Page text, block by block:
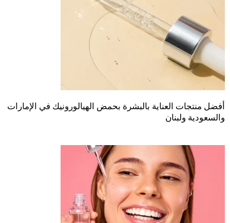
أفضل منتجات العناية بالبشرة بحمض الهيالورونيك في الإمارات
والسعودية ولبنان